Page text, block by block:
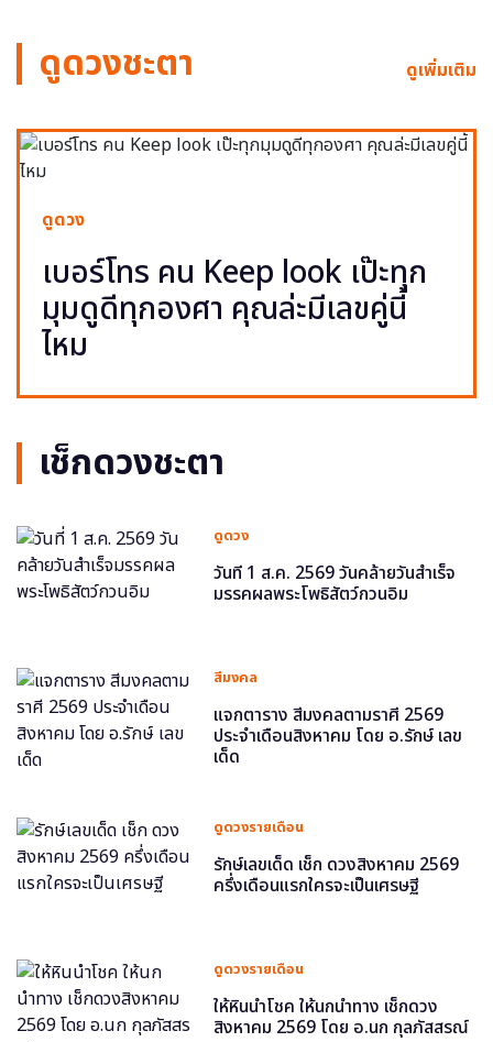
ดูดวงชะตา ดูเพิ่มเติม
ดูดวง
เบอร์โทร คน Keep look เป๊ะทุก
มุมดูดีทุกองศา คุณล่ะมีเลขคู่นี้
ไหม
เช็กดวงชะตา
ดูดวง
วันที่ 1 ส.ค. 2569 วันคล้ายวันสำเร็จ
มรรคผลพระโพธิสัตว์กวนอิม
สีมงคล
แจกตาราง สีมงคลตามราศี 2569
ประจำเดือนสิงหาคม โดย อ.รักษ์ เลข
เด็ด
ดูดวงรายเดือน
รักษ์เลขเด็ด เช็ก ดวงสิงหาคม 2569
ครึ่งเดือนแรกใครจะเป็นเศรษฐี
ดูดวงรายเดือน
ให้หินนำโชค ให้นกนำทาง เช็กดวง
สิงหาคม 2569 โดย อ.นก กุลภัสสรณ์